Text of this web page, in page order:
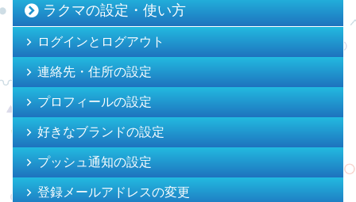
ラクマの設定・使い方
ログインとログアウト
連絡先・住所の設定
プロフィールの設定
好きなブランドの設定
プッシュ通知の設定
登録メールアドレスの変更